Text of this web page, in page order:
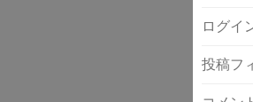
ログイ
投稿フ